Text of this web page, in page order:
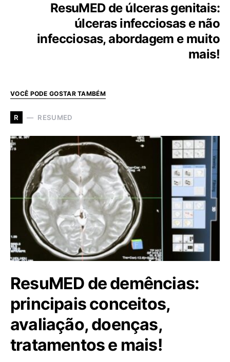
ResuMED de úlceras genitais:
úlceras infecciosas e não
infecciosas, abordagem e muito
mais!
VOCÊ PODE GOSTAR TAMBÉM
R RESUMED
ResuMED de demências:
principais conceitos,
avaliação, doenças,
tratamentos e mais!